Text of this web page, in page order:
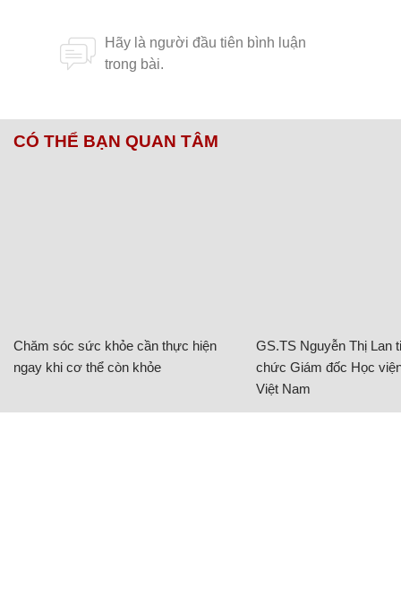
CÓ THỂ BẠN QUAN TÂM
Chăm sóc sức khỏe cần thực hiện
ngay khi cơ thể còn khỏe
GS.TS Nguyễn Thị Lan
chức Giám đốc Học
Việt Nam